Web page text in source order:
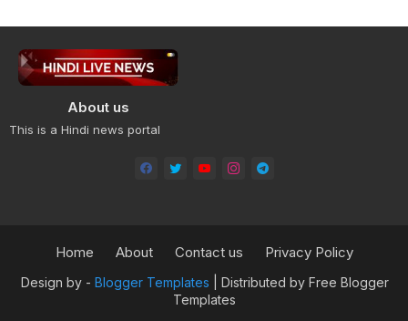
About us
This is a Hindi news portal
Design by - Blogger Templates | Distributed by Free Blogger
Templates
Home About Contact us Privacy Policy